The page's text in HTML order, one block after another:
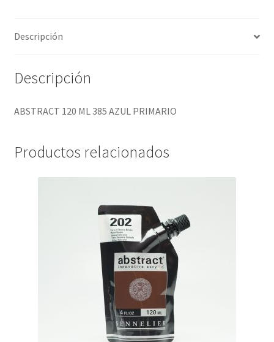
Descripción
Descripción
ABSTRACT 120 ML 385 AZUL PRIMARIO
Productos relacionados